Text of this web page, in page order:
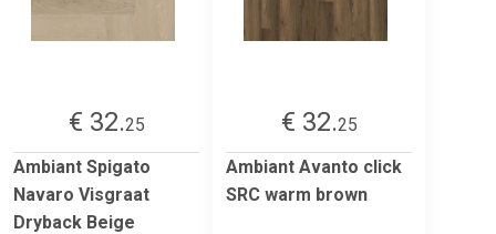
€ 32.25
Ambiant Spigato
Navaro Visgraat
Dryback Beige
€ 32.25
Ambiant Avanto click
SRC warm brown